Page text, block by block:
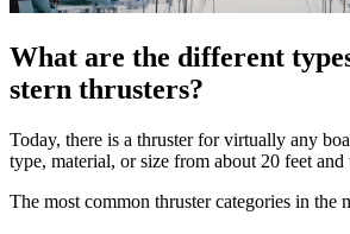
What are the different
stern thrusters?
Today, there is a thruster for virtually any
type, material, or size from about 20 feet and
The most common thruster categories in the